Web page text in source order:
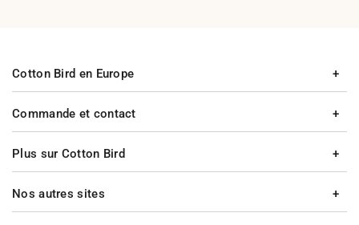
Commande et contact
Plus sur Cotton Bird
Cotton Bird en Europe
Nos autres sites